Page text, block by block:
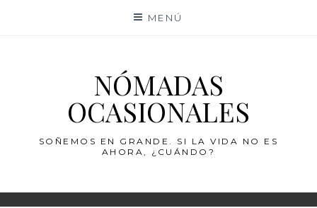
MENÚ
NÓMADAS
OCASIONALES
SOÑEMOS EN GRANDE. SI LA VIDA NO ES
AHORA, ¿CUÁNDO?